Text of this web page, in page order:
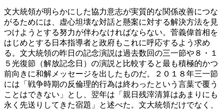
文大統領が明らかにした協力意志が実質的な関係改善につな
がるためには、虚心坦壊な対話と懸案に対する解決方法を見
つけようとする努力が伴わなければならない。菅義偉首相を
はじめとする日本指導者と政府もこれに呼応するよう求め
る。文大統領の昨日の記念演説は過去数回の三一節や８・１
５光復節（解放記念日）の演説と比較すると最も積極的かつ
前向きに和解メッセージを出したものだ。２０１８年三一節
には「戦争時期の反倫理的行為は終わったという言葉で覆う
ことはできない」とし、翌年は「親日残滓清算はあまりにも
永く先送りしてきた宿題」と述べた。文大統領だけでなく、